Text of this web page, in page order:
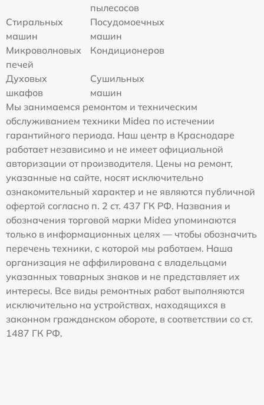
пылесосов
Стиральных
машин
Посудомоечных
машин
Микроволновых
печей
Кондиционеров
Духовых
шкафов
Сушильных
машин
Мы занимаемся ремонтом и техническим
обслуживанием техники Midea по истечении
гарантийного периода. Наш центр в Краснодаре
работает независимо и не имеет официальной
авторизации от производителя. Цены на ремонт,
указанные на сайте, носят исключительно
ознакомительный характер и не являются публичной
офертой согласно п. 2 ст. 437 ГК РФ. Названия и
обозначения торговой марки Midea упоминаются
только в информационных целях — чтобы обозначить
перечень техники, с которой мы работаем. Наша
организация не аффилирована с владельцами
указанных товарных знаков и не представляет их
интересы. Все виды ремонтных работ выполняются
исключительно на устройствах, находящихся в
законном гражданском обороте, в соответствии со ст.
1487 ГК РФ.